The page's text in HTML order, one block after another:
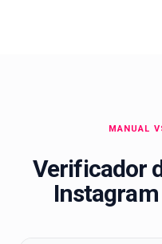
MANUAL
Verificador